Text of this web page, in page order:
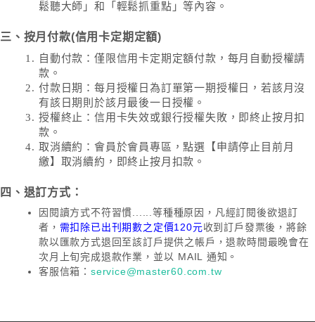
鬆聽大師」和「輕鬆抓重點」等內容。
三、按月付款(信用卡定期定額)
自動付款：僅限信用卡定期定額付款，每月自動授權請
款。
付款日期：每月授權日為訂單第一期授權日，若該月沒
有該日期則於該月最後一日授權。
授權終止：信用卡失效或銀行授權失敗，即終止按月扣
款。
取消續約：會員於會員專區，點選【申請停止目前月
繳】取消續約，即終止按月扣款。
四、退訂方式：
因閱讀方式不符習慣......等種種原因，凡經訂閱後欲退訂
者， 需扣除已出刊期數之定價120元收到訂戶發票後，將餘
款以匯款方式退回至該訂戶提供之帳戶，退款時間最晚會在
次月上旬完成退款作業，並以 MAIL 通知。
客服信箱： service@master60.com.tw